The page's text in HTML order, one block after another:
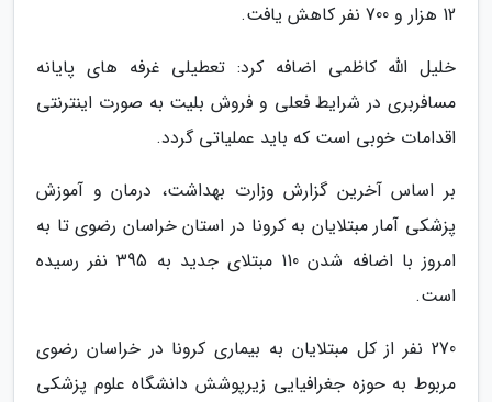
12 هزار و 700 نفر کاهش یافت.
خلیل الله کاظمی اضافه کرد: تعطیلی غرفه های پایانه
مسافربری در شرایط فعلی و فروش بلیت به صورت اینترنتی
اقدامات خوبی است که باید عملیاتی گردد.
بر اساس آخرین گزارش وزارت بهداشت، درمان و آموزش
پزشکی آمار مبتلایان به کرونا در استان خراسان رضوی تا به
امروز با اضافه شدن 110 مبتلای جدید به 395 نفر رسیده
است.
270 نفر از کل مبتلایان به بیماری کرونا در خراسان رضوی
مربوط به حوزه جغرافیایی زیرپوشش دانشگاه علوم پزشکی